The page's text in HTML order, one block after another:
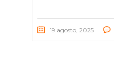
19 agosto, 2025